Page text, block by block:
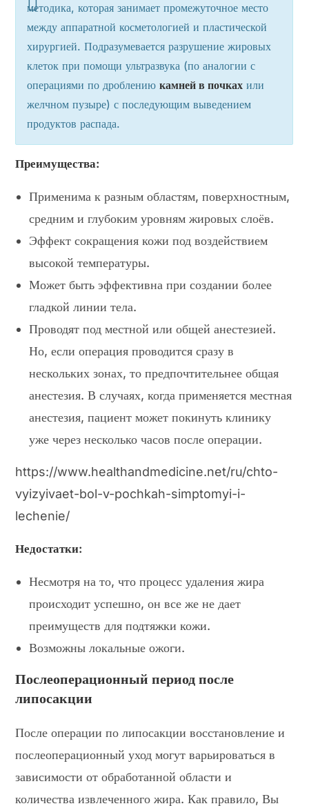
методика, которая занимает промежуточное место
между аппаратной косметологией и пластической
хирургией. Подразумевается разрушение жировых
клеток при помощи ультразвука (по аналогии с
операциями по дроблениюкамней в почках или
желчном пузыре) с последующим выведением
продуктов распада.
Преимущества:
Применима к разным областям, поверхностным,
средним и глубоким уровням жировых слоёв.
Эффект сокращения кожи под воздействием
высокой температуры.
Может быть эффективна при создании более
гладкой линии тела.
Проводят под местной или общей анестезией.
Но, если операция проводится сразу в
нескольких зонах, то предпочтительнее общая
анестезия. В случаях, когда применяется местная
анестезия, пациент может покинуть клинику
уже через несколько часов после операции.
https://www.healthandmedicine.net/ru/chto-
vyizyivaet-bol-v-pochkah-simptomyi-i-
lechenie/
Недостатки:
Несмотря на то, что процесс удаления жира
происходит успешно, он все же не дает
преимуществ для подтяжки кожи.
Возможны локальные ожоги.
Послеоперационный период после
липосакции
После операции по липосакции восстановление и
послеоперационный уход могут варьироваться в
зависимости от обработанной области и
количества извлеченного жира. Как правило, Вы